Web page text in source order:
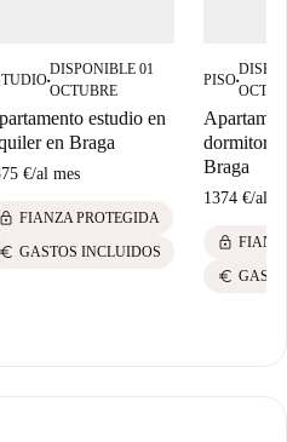
■
DISPONIBLE 01
OCTUBRE
estudio en
en Braga
€/al mes
lock FIANZA PROTEGIDA
euro GASTOS INCLUIDOS
PISO■
dormitorio
Braga
1374 €/al
lock
euro